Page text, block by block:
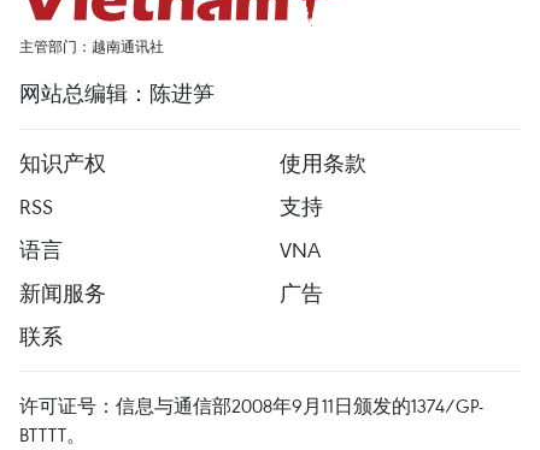
主管部门：越南通讯社
网站总编辑：陈进笋
知识产权
使用条款
RSS
支持
语言
VNA
新闻服务
广告
联系
许可证号：信息与通信部2008年9月11日颁发的1374/GP-
BTTTT。